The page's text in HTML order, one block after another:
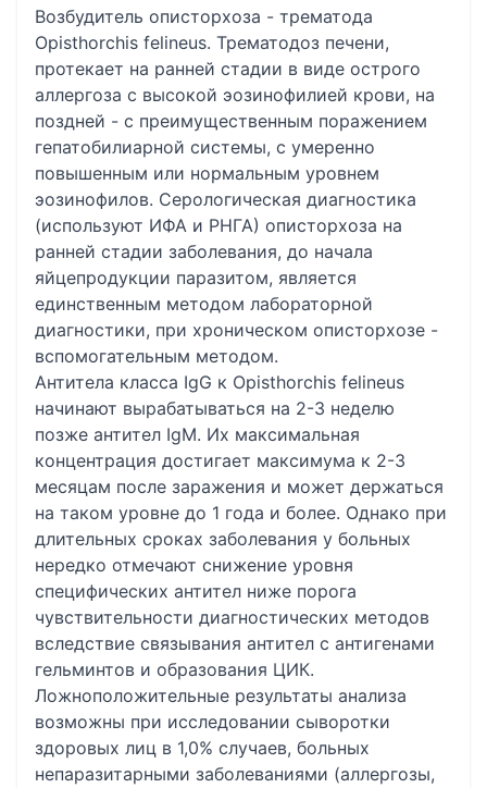
Возбудитель описторхоза - трематода
Opisthorchis felineus. Трематодоз печени,
протекает на ранней стадии в виде острого
аллергоза с высокой эозинофилией крови, на
поздней - с преимущественным поражением
гепатобилиарной системы, с умеренно
повышенным или нормальным уровнем
эозинофилов. Серологическая диагностика
(используют ИФА и РНГА) описторхоза на
ранней стадии заболевания, до начала
яйцепродукции паразитом, является
единственным методом лабораторной
диагностики, при хроническом описторхозе -
вспомогательным методом.
Антитела класса IgG к Opisthorchis felineus
начинают вырабатываться на 2-3 неделю
позже антител IgM. Их максимальная
концентрация достигает максимума к 2-3
месяцам после заражения и может держаться
на таком уровне до 1 года и более. Однако при
длительных сроках заболевания у больных
нередко отмечают снижение уровня
специфических антител ниже порога
чувствительности диагностических методов
вследствие связывания антител с антигенами
гельминтов и образования ЦИК.
Ложноположительные результаты анализа
возможны при исследовании сыворотки
здоровых лиц в 1,0% случаев, больных
непаразитарными заболеваниями (аллергозы,